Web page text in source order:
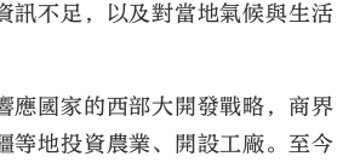
訊不足，以及對當地氣候與生活
應國家的西部大開發戰略，商界
等地投資農業、開設工廠。至今